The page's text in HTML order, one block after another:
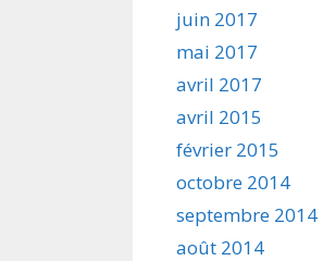
juin 2017
mai 2017
avril 2017
avril 2015
février 2015
octobre 2014
septembre 2014
août 2014